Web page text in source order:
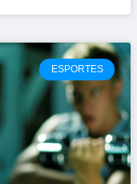
ESPORTES